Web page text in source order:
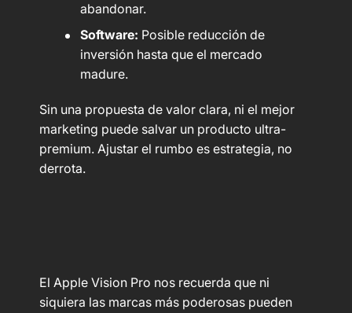
abandonar.
Software: Posible reducción de
inversión hasta que el mercado
madure.
Sin una propuesta de valor clara, ni el mejor
marketing puede salvar un producto ultra-
premium. Ajustar el rumbo es estrategia, no
derrota.
El Apple Vision Pro nos recuerda que ni
siquiera las marcas más poderosas pueden